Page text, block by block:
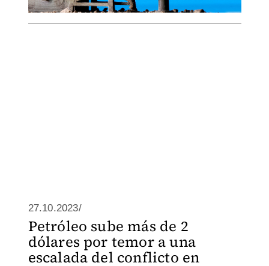
27.10.2023/
Petróleo sube más de 2
dólares por temor a una
escalada del conflicto en